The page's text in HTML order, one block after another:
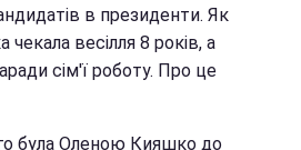
в президенти. Як
весілля 8 років, а
сім'ї роботу. Про це
була Оленою Кияшко до